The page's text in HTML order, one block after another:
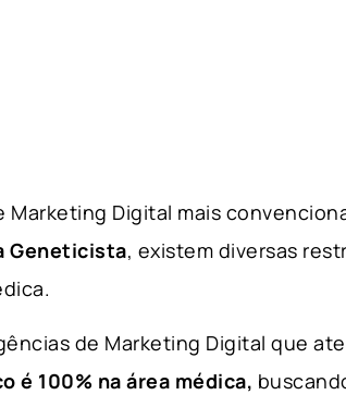
Digital mais
Geneticista, existem diversas
de Marketing Digital que
é 100% na área médica,